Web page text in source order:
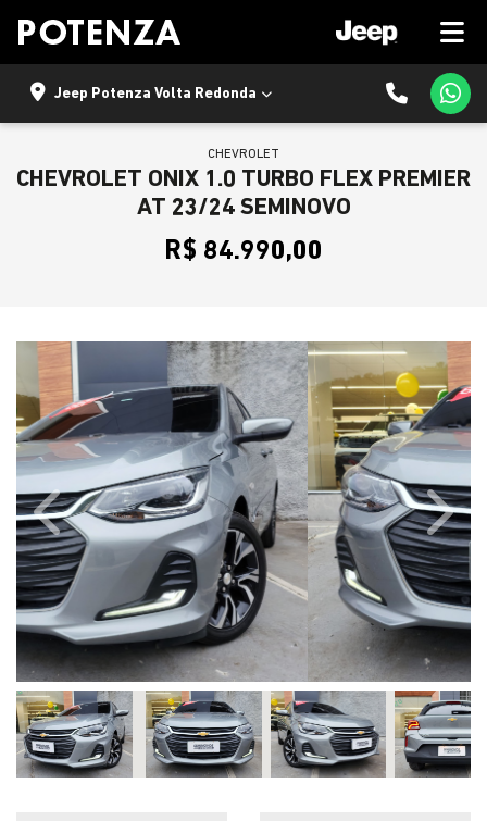
Jeep Potenza Volta Redonda
CHEVROLET
CHEVROLET ONIX 1.0 TURBO FLEX PREMIER
AT 23/24 SEMINOVO
R$ 84.990,00
Previous Next